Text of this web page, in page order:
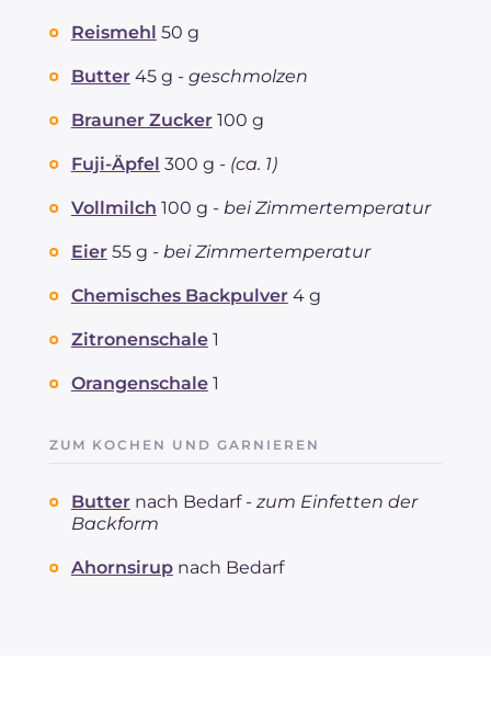
Reismehl 50 g
Butter 45 g - geschmolzen
Brauner Zucker 100 g
Fuji-Äpfel 300 g - (ca. 1)
Vollmilch 100 g - bei Zimmertemperatur
Eier 55 g - bei Zimmertemperatur
Chemisches Backpulver 4 g
Zitronenschale 1
Orangenschale 1
ZUM KOCHEN UND GARNIEREN
Butter nach Bedarf - zum Einfetten der
Backform
Ahornsirup nach Bedarf